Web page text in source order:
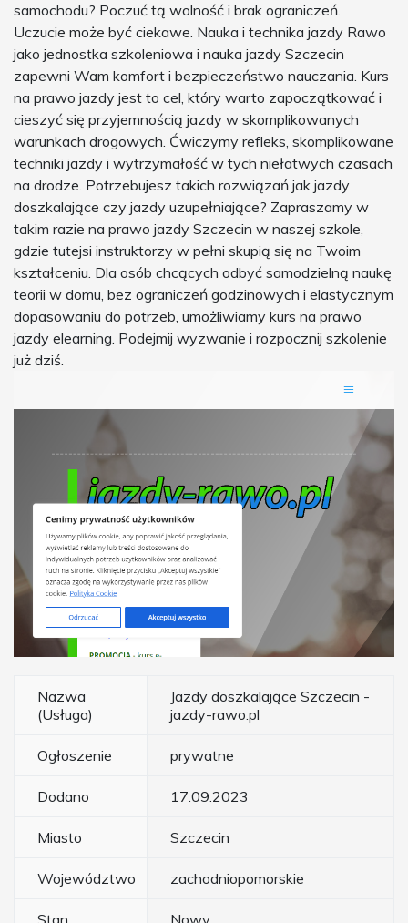
samochodu? Poczuć tą wolność i brak ograniczeń.
Uczucie może być ciekawe. Nauka i technika jazdy Rawo
jako jednostka szkoleniowa i nauka jazdy Szczecin
zapewni Wam komfort i bezpieczeństwo nauczania. Kurs
na prawo jazdy jest to cel, który warto zapoczątkować i
cieszyć się przyjemnością jazdy w skomplikowanych
warunkach drogowych. Ćwiczymy refleks, skomplikowane
techniki jazdy i wytrzymałość w tych niełatwych czasach
na drodze. Potrzebujesz takich rozwiązań jak jazdy
doszkalające czy jazdy uzupełniające? Zapraszamy w
takim razie na prawo jazdy Szczecin w naszej szkole,
gdzie tutejsi instruktorzy w pełni skupią się na Twoim
kształceniu. Dla osób chcących odbyć samodzielną naukę
teorii w domu, bez ograniczeń godzinowych i elastycznym
dopasowaniu do potrzeb, umożliwiamy kurs na prawo
jazdy elearning. Podejmij wyzwanie i rozpocznij szkolenie
już dziś.
Nazwa
(Usługa)
Jazdy doszkalające Szczecin -
jazdy-rawo.pl
Ogłoszenie prywatne
Dodano 17.09.2023
Miasto Szczecin
Województwo zachodniopomorskie
Stan Nowy